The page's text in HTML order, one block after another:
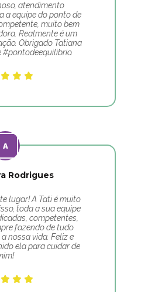
atendimento
a equipe do ponto de
muito bem
Realmente é um
Obrigado Tatiana
#pontodeequilibrio.
Rodrigues
lugar! A Tati é muito
toda a sua equipe
competentes,
fazendo de tudo
nossa vida. Feliz e
ela para cuidar de